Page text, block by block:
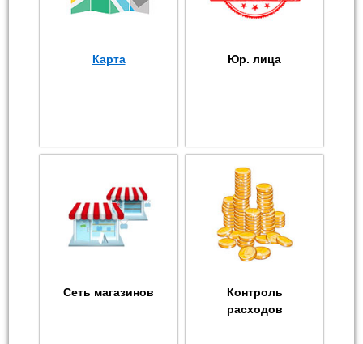
Карта Юр. лица
Сеть магазинов
Контроль
расходов